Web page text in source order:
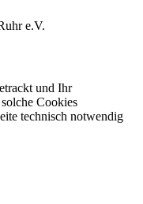
e.V.
und Ihr
Cookies
technisch notwendig